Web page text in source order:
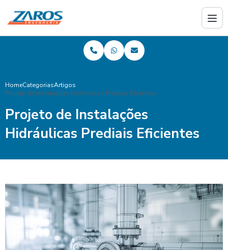
HomeCategoriasArtigos
Projeto de Instalações Hidráulicas Prediais Eficientes
Projeto de Instalações
Hidráulicas Prediais Eficientes